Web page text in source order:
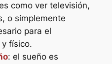
como ver televisión,
o simplemente
para el
físico.
: el sueño es